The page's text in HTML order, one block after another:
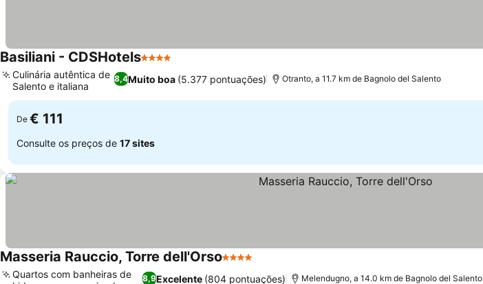
Basiliani - CDSHotels4 Estrelas
8,4Muito boa (5.377 pontuações)
Culinária autêntica de
Salento e italiana
Otranto, a 11.7 km de Bagnolo del Salento
De € 111
Consulte os preços de 17 sites
Masseria Rauccio, Torre dell'Orso4 Estrelas
8,9Excelente (804 pontuações)
Quartos com banheiras de
Melendugno, a 14.0 km de Bagnolo del Salento